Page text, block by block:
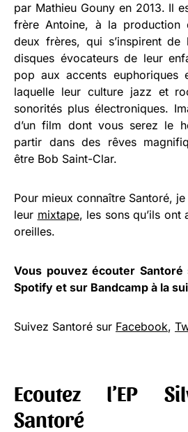
par Mathieu Gouny en 2013. Il
frère Antoine, à la production
deux frères, qui s’inspirent de
disques évocateurs de leur
pop aux accents euphoriques
laquelle leur culture jazz et
sonorités plus électroniques.
d’un film dont vous serez le
partir dans des rêves
être Bob Saint-Clar.
Pour mieux connaître Santoré,
leur mixtape, les sons qu’ils ont
oreilles.
Vous pouvez écouter Santoré
Spotify et sur Bandcamp à la
Suivez Santoré sur Facebook,
Ecoutez l’EP
Santoré